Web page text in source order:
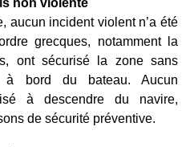
non violente
aucun incident violent n’a été
grecques, notamment la
ont sécurisé la zone sans
à bord du bateau. Aucun
à descendre du navire,
de sécurité préventive.